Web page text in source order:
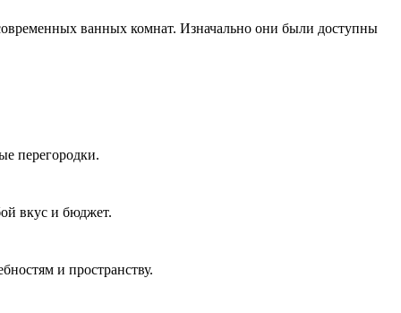
ванных комнат. Изначально они были доступны
перегородки.
вкус и бюджет.
и пространству.